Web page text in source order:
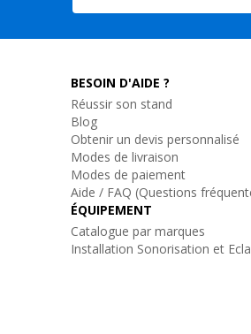
BESOIN D'AIDE ?
Réussir son stand
Blog
Obtenir un devis personnalisé
Modes de livraison
Modes de paiement
Aide / FAQ (Questions
ÉQUIPEMENT
Catalogue par marques
Installation Sonorisation et